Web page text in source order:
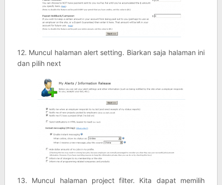
12. Muncul halaman alert setting. Biarkan saja halaman ini
dan pilih next
13. Muncul halaman project filter. Kita dapat memilih